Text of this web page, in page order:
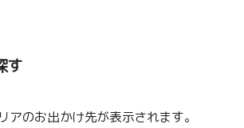
す
のお出かけ先が表示されます。